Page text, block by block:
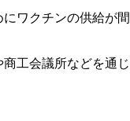
ワクチンの供給が
工会議所などを通